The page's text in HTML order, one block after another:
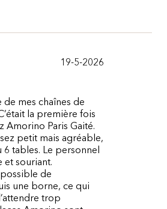
19-5-2026
de mes chaînes de
la première fois
Amorino Paris Gaité.
petit mais agréable,
tables. Le personnel
et souriant.
de
une borne, ce qui
trop